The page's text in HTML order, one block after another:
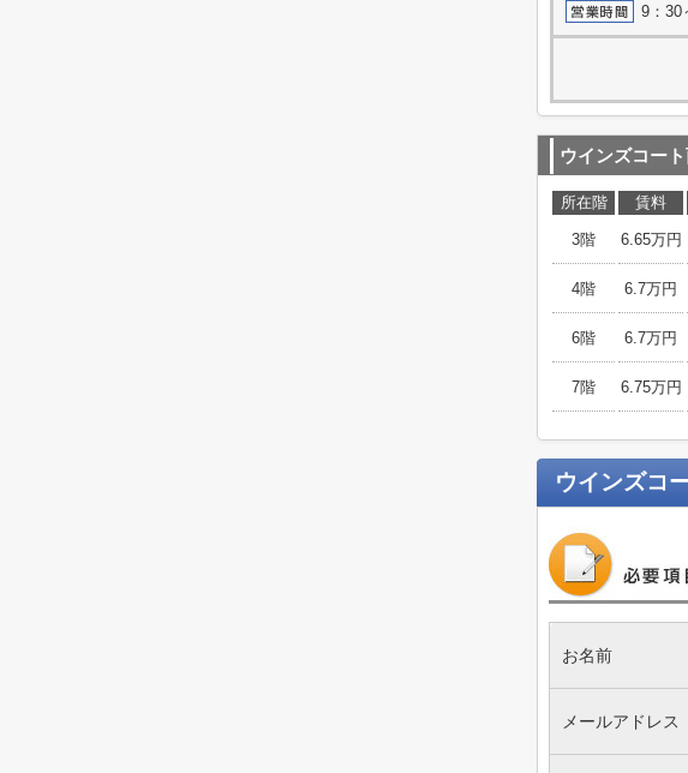
9：30
ウインズコー
所在階 賃料
3階
6.65万円
4階 6.7万円
6階 6.7万円
7階 6.75万円
ウインズコ
お名前
メールアドレス